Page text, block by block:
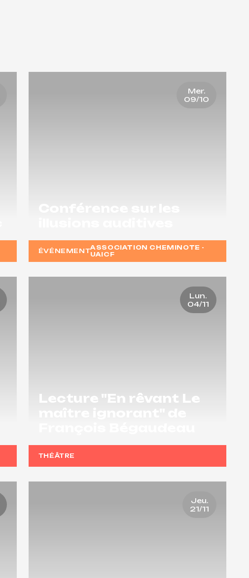
Mer.
09/10
ÉVÉNEMENTASSOCIATION CHEMINOTE -
UAICF
Lun.
04/11
Lecture "En rêvant Le
THÉÂTRE
Jeu.
21/11